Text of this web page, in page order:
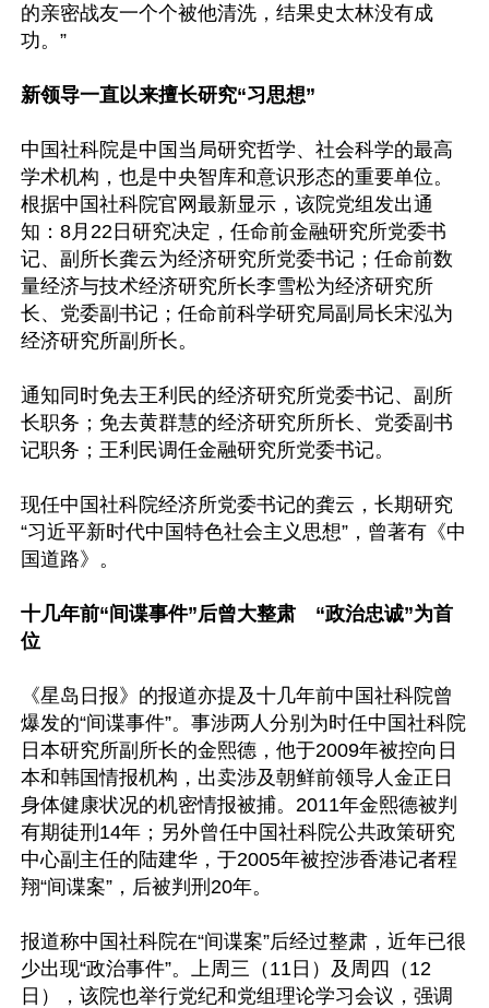
的亲密战友一个个被他清洗，结果史太林没有成
功。”
新领导一直以来擅长研究“习思想”
中国社科院是中国当局研究哲学、社会科学的最高
学术机构，也是中央智库和意识形态的重要单位。
根据中国社科院官网最新显示，该院党组发出通
知：8月22日研究决定，任命前金融研究所党委书
记、副所长龚云为经济研究所党委书记；任命前数
量经济与技术经济研究所长李雪松为经济研究所
长、党委副书记；任命前科学研究局副局长宋泓为
经济研究所副所长。
通知同时免去王利民的经济研究所党委书记、副所
长职务；免去黄群慧的经济研究所所长、党委副书
记职务；王利民调任金融研究所党委书记。
现任中国社科院经济所党委书记的龚云，长期研究
“习近平新时代中国特色社会主义思想”，曾著有《中
国道路》。
十几年前“间谍事件”后曾大整肃　“政治忠诚”为首
位
《星岛日报》的报道亦提及十几年前中国社科院曾
爆发的“间谍事件”。事涉两人分别为时任中国社科院
日本研究所副所长的金熙德，他于2009年被控向日
本和韩国情报机构，出卖涉及朝鲜前领导人金正日
身体健康状况的机密情报被捕。2011年金熙德被判
有期徒刑14年；另外曾任中国社科院公共政策研究
中心副主任的陆建华，于2005年被控涉香港记者程
翔“间谍案”，后被判刑20年。
报道称中国社科院在“间谍案”后经过整肃，近年已很
少出现“政治事件”。上周三（11日）及周四（12
日），该院也举行党纪和党组理论学习会议，强调